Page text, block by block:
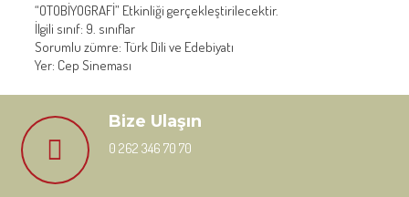
“OTOBİYOGRAFİ” Etkinliği gerçekleştirilecektir.
İlgili sınıf: 9. sınıflar
Sorumlu zümre: Türk Dili ve Edebiyatı
Yer: Cep Sineması
Bize Ulaşın
0 262 346 70 70